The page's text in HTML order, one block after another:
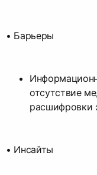
• Барьеры
отсутствие
расшифровки
• Инсайты